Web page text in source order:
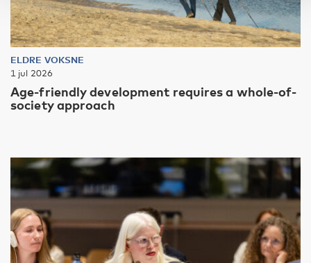
ELDRE VOKSNE
1 jul 2026
Age-friendly development requires a whole-of-
society approach